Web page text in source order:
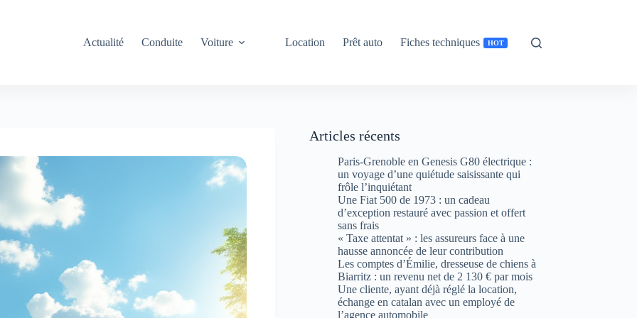
Actualité Conduite Voiture Location Prêt auto Fiches techniques HOT
Articles récents
Paris-Grenoble en Genesis G80 électrique :
un voyage d’une quiétude saisissante qui
frôle l’inquiétant
Une Fiat 500 de 1973 : un cadeau
d’exception restauré avec passion et offert
sans frais
« Taxe attentat » : les assureurs face à une
hausse annoncée de leur contribution
Les comptes d’Émilie, dresseuse de chiens à
Biarritz : un revenu net de 2 130 € par mois
Une cliente, ayant déjà réglé la location,
échange en catalan avec un employé de
l’agence automobile